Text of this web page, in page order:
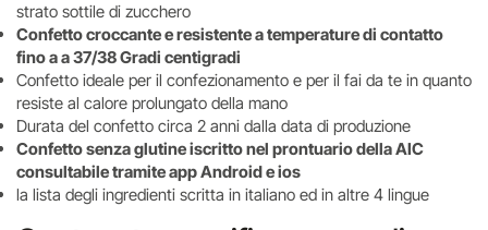
strato sottile di zucchero
Confetto croccante e resistente a temperature di contatto
fino a a 37/38 Gradi centigradi
Confetto ideale per il confezionamento e per il fai da te in quanto
resiste al calore prolungato della mano
Durata del confetto circa 2 anni dalla data di produzione
Confetto senza glutine iscritto nel prontuario della AIC
consultabile tramite app Android e ios
la lista degli ingredienti scritta in italiano ed in altre 4 lingue